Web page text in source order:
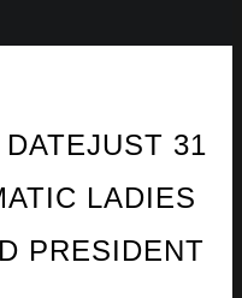
31
LADIES
PRESIDENT